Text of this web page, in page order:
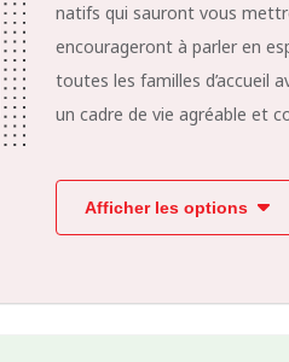
natifs qui sauront vous
encourageront à parler en
toutes les familles d’accueil
un cadre de vie agréable et
Afficher les options